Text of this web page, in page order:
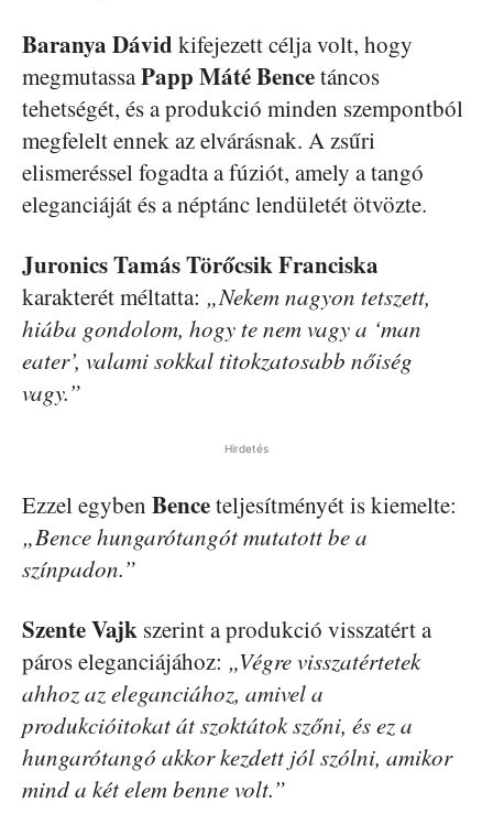
Baranya Dávid kifejezett célja volt, hogy
megmutassaPapp Máté Bencetáncos
tehetségét, és a produkció minden szempontból
megfelelt ennek az elvárásnak. A zsűri
elismeréssel fogadta a fúziót, amely a tangó
eleganciáját és a néptánc lendületét ötvözte.
Juronics TamásTörőcsik Franciska
karakterét méltatta: „Nekem nagyon tetszett,
hiába gondolom, hogy te nem vagy a ‘man
eater’, valami sokkal titokzatosabb nőiség
vagy.”
Hirdetés
Ezzel egyben Benceteljesítményét is kiemelte:
„Bence hungarótangót mutatott be a
színpadon.”
Szente Vajk szerint a produkció visszatért a
páros eleganciájához: „Végre visszatértetek
ahhoz az eleganciához, amivel a
produkcióitokat át szoktátok szőni, és ez a
hungarótangó akkor kezdett jól szólni, amikor
mind a két elem benne volt.”